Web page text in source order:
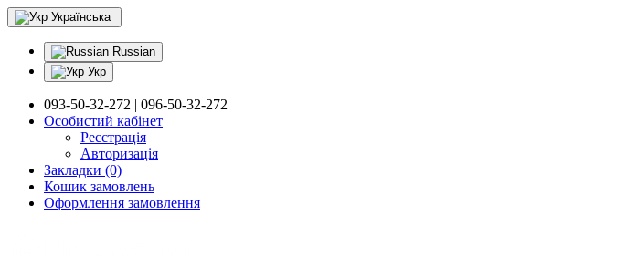
Українська
Russian
Укр
093-50-32-272 | 096-50-32-272
Особистий кабінет
Реєстрація
Авторизація
Закладки (0)
Кошик замовлень
Оформлення замовлення